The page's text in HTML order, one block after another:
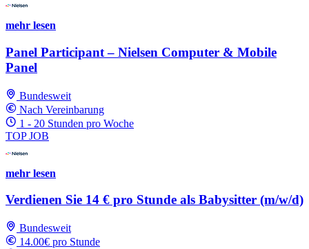
mehr lesen
Panel Participant – Nielsen Computer & Mobile
Panel
Bundesweit
Nach Vereinbarung
1 - 20 Stunden pro Woche
TOP JOB
mehr lesen
Verdienen Sie 14 € pro Stunde als Babysitter (m/w/d)
Bundesweit
14.00€ pro Stunde